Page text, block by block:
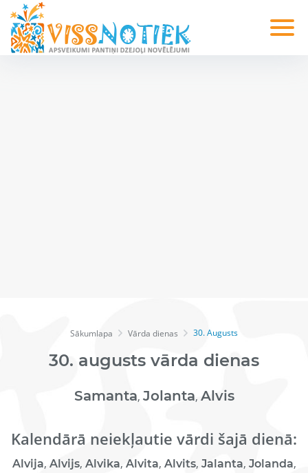
Sākumlapa Vārda dienas 30. Augusts
30. augusts vārda dienas
Samanta, Jolanta, Alvis
Kalendārā neiekļautie vārdi šajā dienā:
Alvija, Alvijs, Alvika, Alvita, Alvits, Jalanta, Jolanda,